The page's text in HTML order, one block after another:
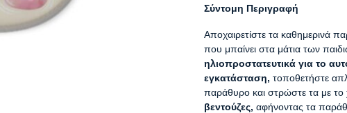
Σύντομη Περιγραφή
Αποχαιρετίστε τα καθημερινά
που μπαίνει στα μάτια των
ηλιοπροστατευτικά για το
εγκατάσταση, τοποθετήστε
παράθυρο και στρώστε τα με το
βεντούζες, αφήνοντας τα